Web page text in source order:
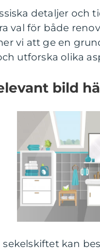
detaljer och
val för både
vi att ge en
utforska olika
bild
kan